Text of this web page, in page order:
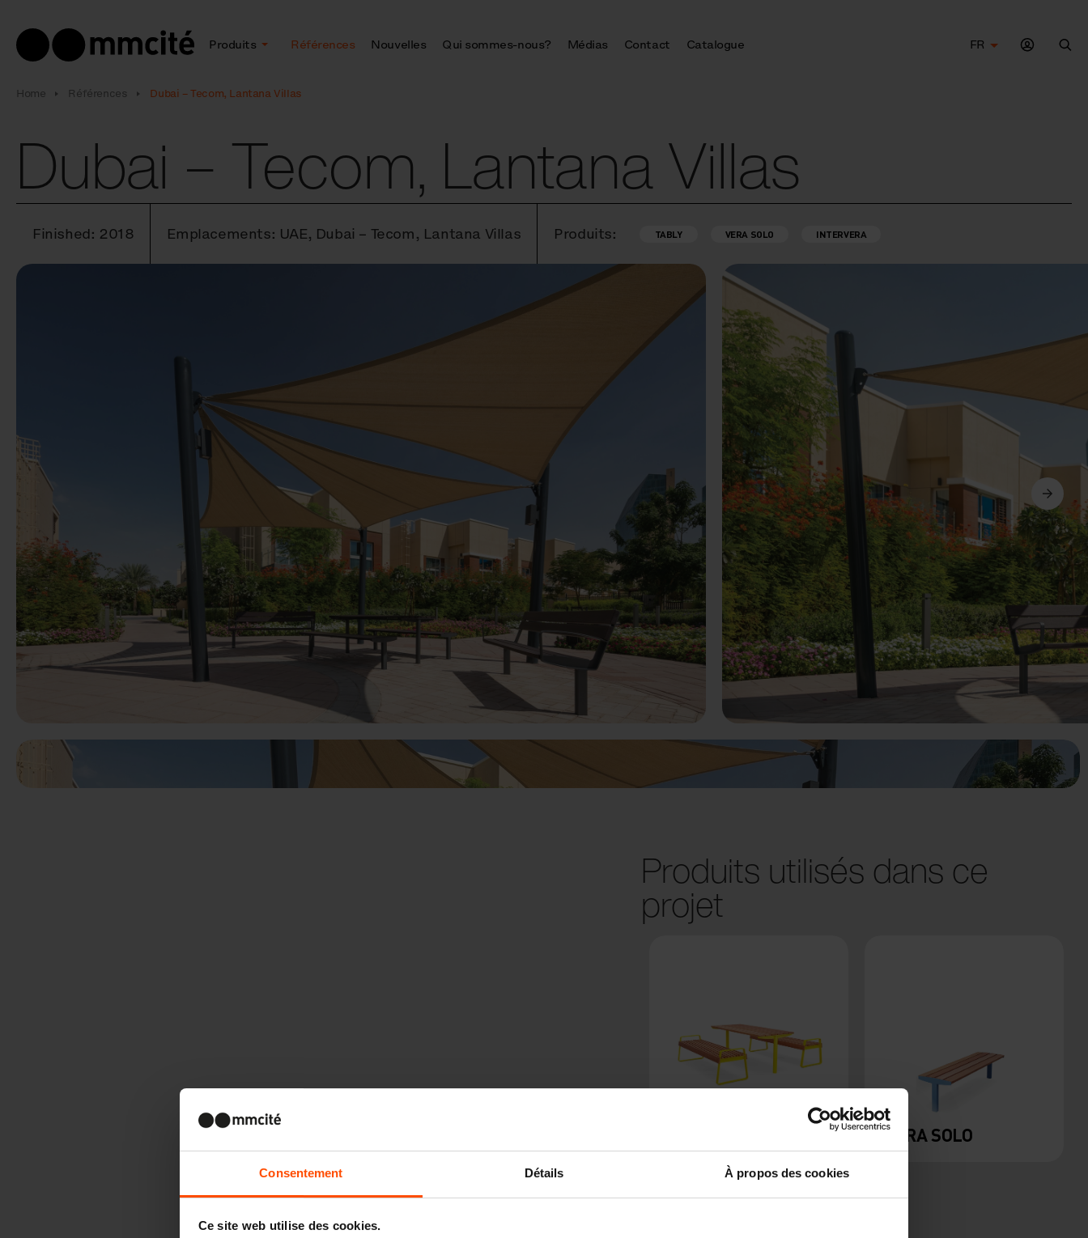
Consentement Détails À propos des cookies
Ce site web utilise des cookies.
Produits Références Nouvelles Qui sommes-nous? Médias Contact Catalogue
FR
Home Références Dubai – Tecom, Lantana Villas
Dubai – Tecom, Lantana Villas
Finished: 2018 Emplacements: UAE, Dubai – Tecom, Lantana Villas Produits: TABLY VERA SOLO INTERVERA
Précédent Suivant
Produits utilisés dans ce
projet
VERA SOLO